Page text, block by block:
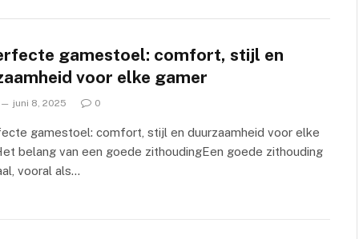
gamestoel: comfort, stijl en
voor elke gamer
juni 8, 2025 0
gamestoel: comfort, stijl en duurzaamheid voor elke
belang van een goede zithoudingEen goede zithouding
vooral als…